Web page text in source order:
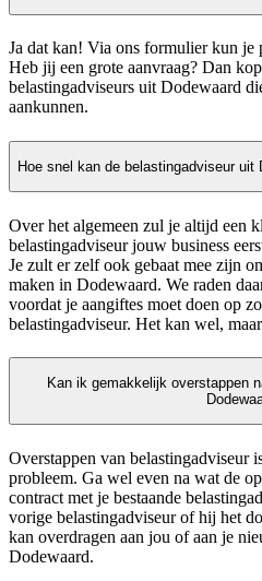
Ja dat kan! Via ons formulier kun je
Heb jij een grote aanvraag? Dan
belastingadviseurs uit Dodewaard
aankunnen.
Hoe snel kan de belastingadviseur uit
Over het algemeen zul je altijd een
belastingadviseur jouw business
Je zult er zelf ook gebaat mee zijn
maken in Dodewaard. We raden
voordat je aangiftes moet doen op
belastingadviseur. Het kan wel,
Kan ik gemakkelijk overstappen
Overstappen van belastingadviseur
probleem. Ga wel even na wat de
contract met je bestaande
vorige belastingadviseur of hij het
kan overdragen aan jou of aan je
Dodewaard.